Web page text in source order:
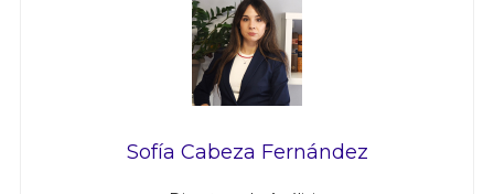
Sofía Cabeza Fernández